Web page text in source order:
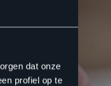
dat onze
profiel op te